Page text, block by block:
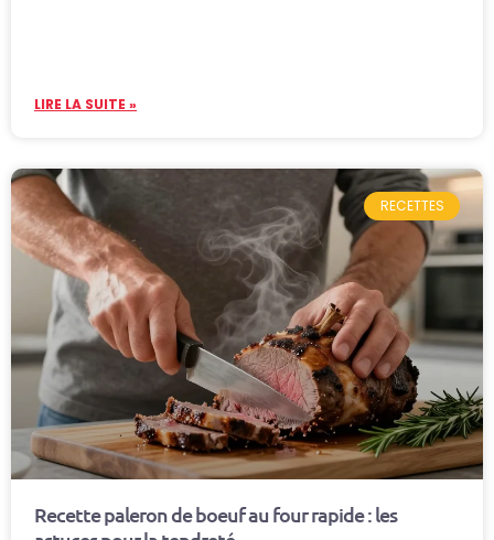
LIRE LA SUITE »
RECETTES
Recette paleron de boeuf au four rapide : les